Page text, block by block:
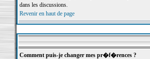
dans les discussions.
Revenir en haut de page
Comment puis-je changer mes pr�f�rences ?